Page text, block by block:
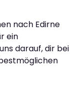
nach Edirne
ein
darauf, dir bei